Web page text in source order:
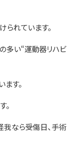
られています。
多い“運動器リハビ
す。
。
なら受傷日、手術